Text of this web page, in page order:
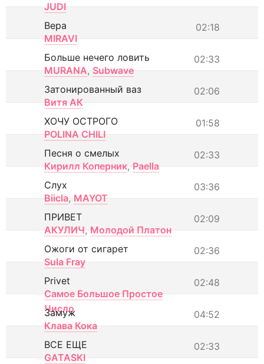
JUDI
02:18
Вера
MIRAVI
02:33
Больше нечего ловить
MURANA, Subwave
02:06
Затонированный ваз
Витя АК
01:58
ХОЧУ ОСТРОГО
POLINA CHILI
02:33
Песня о смелых
Кирилл Коперник, Paella
03:36
Слух
Biicla, MAYOT
02:09
ПРИВЕТ
АКУЛИЧ, Молодой Платон
02:36
Ожоги от сигарет
Sula Fray
02:48
Privet
Самое Большое Простое
Число
04:52
Замуж
Клава Кока
02:33
ВСЕ ЕЩЕ
GATASKI